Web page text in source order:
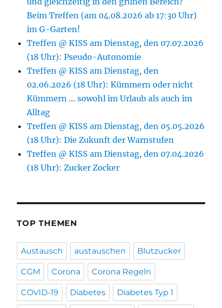
Beim Treffen (am 04.08.2026 ab 17:30 Uhr)
im G-Garten!
Treffen @ KISS am Dienstag, den 07.07.2026
(18 Uhr): Pseudo-Autonomie
Treffen @ KISS am Dienstag, den
02.06.2026 (18 Uhr): Kümmern oder nicht
Kümmern … sowohl im Urlaub als auch im
Alltag
Treffen @ KISS am Dienstag, den 05.05.2026
(18 Uhr): Die Zukunft der Warnstufen
Treffen @ KISS am Dienstag, den 07.04.2026
(18 Uhr): Zucker Zocker
TOP THEMEN
Austausch austauschen Blutzucker
CGM Corona Corona Regeln
COVID-19 Diabetes Diabetes Typ 1